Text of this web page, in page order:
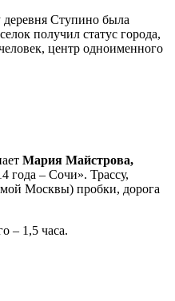
деревня Ступино была
получил статус города,
центр одноименного
Мария Майстрова,
года – Сочи». Трассу,
Москвы) пробки, дорога
– 1,5 часа.